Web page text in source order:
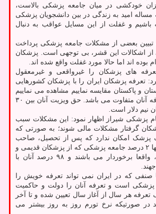
خودکشی در میان جامعه پزشکی بالاست،
مساله امید به زندگی در بین دانشجویان پزشکی
باشیم و غفلت از این مسایل عواقب به دنبال
تبیین بعضی از مشکلات جامعه پزشکی پرداخت
از اشکالات این قشر، بی توجهی است. پزشکان
بوده اند اما حالا مورد غفلت واقع شده اند.
های پزشکان را غیرواقعی و غیرمعقول
تعرفه پزشکان ایران را با پزشکان کشورهایی
و پاکستان مقایسه نماییم مشاهده می نماییم
که چقدر میان تعرفه آنان متفاوت می باشد. حق ویزیت آنان بین ۳۰
پزشکی شیراز اظهار نمود: این مشکلات سبب
گرفتار مشکلات مالی شوند؛ به صورتی که
پزشک امکان ندارد که پس از تحصیل، صاحب
خانه شود و الان تنها ۲ درصد جامعه پزشکی که از پزشکان قدیمی و
صاحب نام هستند، واقعا برخوردار می باشند و ۹۸ درصد آنان با
صنفی که در ایران نمی تواند تعرفه خویش را
پزشکی است و تعرفه آنان را دولت و حاکمیت
تعرفه هر سال از آغاز سال تعیین شده و تا آخر
در صورتیکه نرخ تورم روز به روز بیشتر می